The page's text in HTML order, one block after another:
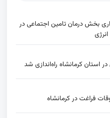
بخش درمان تامین اجتماعی در
استان کرمانشاه راه‌اندازی شد
فراغت در کرمانشاه